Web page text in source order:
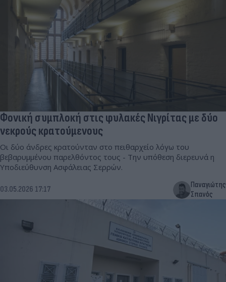
Φονική συμπλοκή στις φυλακές Νιγρίτας με δύο
νεκρούς κρατούμενους
Οι δύο άνδρες κρατούνταν στο πειθαρχείο λόγω του
βεβαρυμμένου παρελθόντος τους - Την υπόθεση διερευνά η
Υποδιεύθυνση Ασφάλειας Σερρών.
03.05.2026 17:17
Παναγιώτης
Σπανός